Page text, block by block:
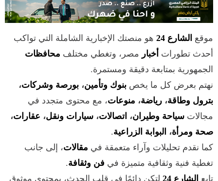
موقع الشارع 24
هو منصتك الإخبارية الشاملة التي تواكب
أحدث تطورات أخبار مصر، وتغطي مختلف محافظات
الجمهورية بمتابعة دقيقة ومستمرة.
نهتم بعرض كل ما يخص بنوك وتأمين، بورصة وشركات،
بترول وطاقة، رياضة، منوعات، مع محتوى متجدد في
مجالات سياحة وطيران، اتصالات، سيارات ونقل، عقارات،
صحة ومرأة، البوابة الزراعية.
كما نقدم تحليلات وآراء متعمقة في مقالات، إلى جانب
تغطية فنية وثقافية متميزة في فن وثقافة.
تابع الشارع 24 لتكن دائمًا في قلب الحدث، بمحتوى موثوق